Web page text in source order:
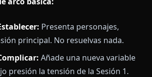
Presenta personajes,
principal. No resuelvas nada.
Añade una nueva variable
presión la tensión de la Sesión 1.